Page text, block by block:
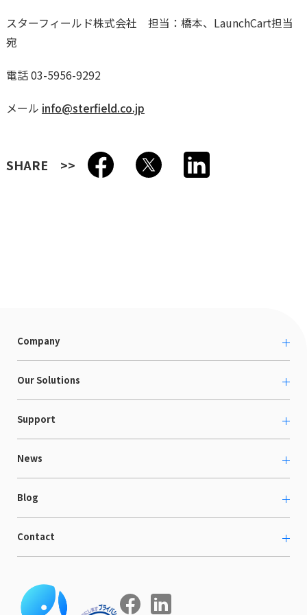
スターフィールド株式会社 担当：橋本、LaunchCart担当
宛
電話 03-5956-9292
メール info@sterfield.co.jp
SHARE
Company
About us
カルチャー
採用情報
Our Solutions
越境ECコンサルティング
Shopee支援
LaunchCart
海外向けホームページ制作
COMPE NAVI
Support
お役立ち資料
セミナー情報
News
プレスリリース
イベント
ニュース
Blog
ECブログ
開発ブログ
イベントレポート
Contact